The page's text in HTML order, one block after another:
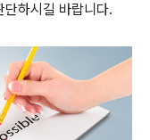
하시길 바랍니다.